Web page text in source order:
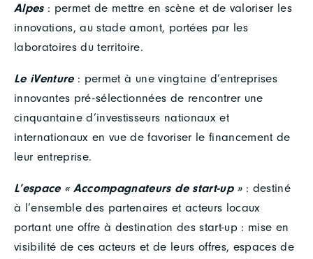
Alpes: permet de mettre en scène et de valoriser les
innovations, au stade amont, portées par les
laboratoires du territoire.
Le iVenture: permet à une vingtaine d’entreprises
innovantes pré-sélectionnées de rencontrer une
cinquantaine d’investisseurs nationaux et
internationaux en vue de favoriser le financement de
leur entreprise.
L’espace « Accompagnateurs de start-up »: destiné
à l’ensemble des partenaires et acteurs locaux
portant une offre à destination des start-up : mise en
visibilité de ces acteurs et de leurs offres, espaces de